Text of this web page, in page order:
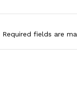
Required fields are